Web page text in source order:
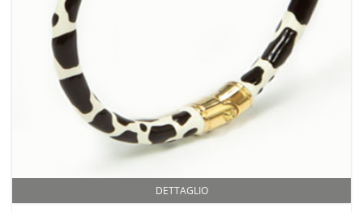
DETTAGLIO